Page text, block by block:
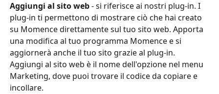
Aggiungi al sito web - si riferisce ai nostri plug-in. I
plug-in ti permettono di mostrare ciò che hai creato
su Momence direttamente sul tuo sito web. Apporta
una modifica al tuo programma Momence e si
aggiornerà anche il tuo sito grazie al plug-in.
Aggiungi al sito web è il nome dell'opzione nel menu
Marketing, dove puoi trovare il codice da copiare e
incollare.